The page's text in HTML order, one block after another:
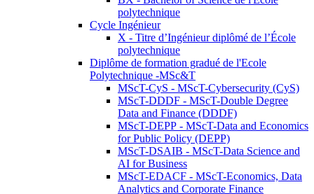
polytechnique
Cycle Ingénieur
X - Titre d’Ingénieur diplômé de l’École
polytechnique
Diplôme de formation gradué de l'Ecole
Polytechnique -MSc&T
MScT-CyS - MScT-Cybersecurity (CyS)
MScT-DDDF - MScT-Double Degree
Data and Finance (DDDF)
MScT-DEPP - MScT-Data and Economics
for Public Policy (DEPP)
MScT-DSAIB - MScT-Data Science and
AI for Business
MScT-EDACF - MScT-Economics, Data
Analytics and Corporate Finance